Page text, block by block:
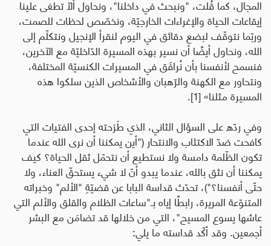
المجال، كما قُلت، "ونبحث في داخلنا"، ونحاول ألّا تطغى علينا
إيقاعات الحياة والإغراءات الخارجيّة، ونخصّص لحظات للصمت،
وربّما نتوقّف لبضع دقائق في اليوم لنقرأ الإنجيل ونتكلّم إلى
الله، ونحاول أيضًا أن نسير بهذه المسيرة الدّاخليّة مع الآخرين،
فنسمح لأنفسنا بأن نُرافَق في المسيرات الكنسيّة المختلفة،
ونتحاور مع الكهنة والرّهبان والأشخاص الذين سلكوا هذه
المسيرة مثلنا»[1]
.
وفي ردّه على السؤال الثاني، الذي طَرَحته إحدى الفتيات التي
كافحت ضدّ الاكتئاب والانتحار ("أين يمكننا أن نرى الله عندما
تكون الظّلمة دامسة ولا نستطيع أن نتحمّل ثقل الحياة؟ كيف
يمكننا أن نثق بالله، عندما يبدو أنّ لا شيء يستحقّ العناء، ولا
حتّى أنفسنا؟")، تحدّث قداسة البابا عن قضيّةِ "الألم" وخبراته
المتنوّعة المريرة، رابطًا إياهبـ"ساعات الظلام والقلق والألم التي
عاشها يسوع المسيح"، التي من خلالها قد تضامَن مع البشر
أجمعين. وقد أكّد قداسته ما يلي: